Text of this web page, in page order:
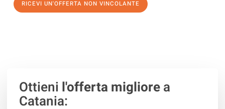
RICEVI UN'OFFERTA NON VINCOLANTE
Ottieni l'offerta migliorea
Catania: